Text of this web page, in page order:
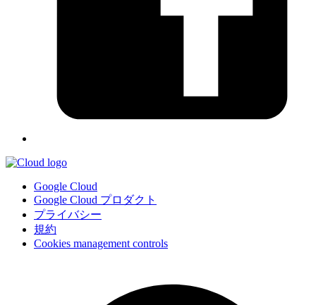
Google Cloud
Google Cloud プロダクト
プライバシー
規約
Cookies management controls